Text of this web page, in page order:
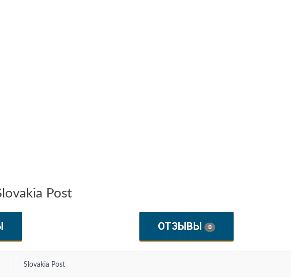
Post
ОТЗЫВЫ 0
Slovakia Post